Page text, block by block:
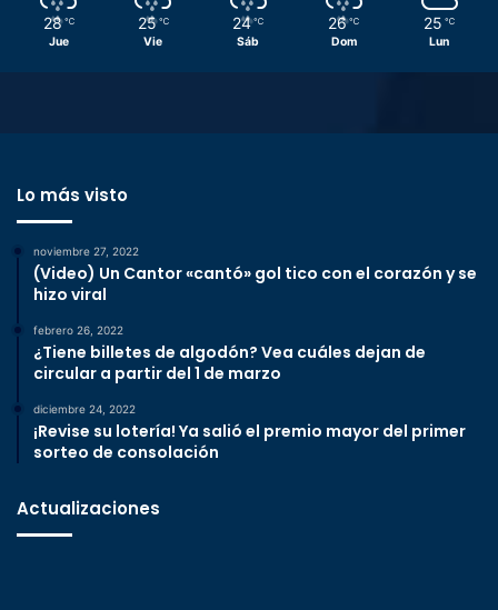
28 ℃
Jue
25 ℃
Vie
24 ℃
Sáb
26 ℃
Dom
25 ℃
Lun
Lo más visto
noviembre 27, 2022
(Video) Un Cantor «cantó» gol tico con el corazón y se
hizo viral
febrero 26, 2022
¿Tiene billetes de algodón? Vea cuáles dejan de
circular a partir del 1 de marzo
diciembre 24, 2022
¡Revise su lotería! Ya salió el premio mayor del primer
sorteo de consolación
Actualizaciones